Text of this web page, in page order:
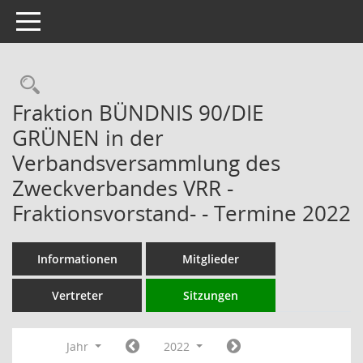
Toggle navigation
Rechercheauswahl
Fraktion BÜNDNIS 90/DIE
GRÜNEN in der
Verbandsversammlung des
Zweckverbandes VRR -
Fraktionsvorstand- - Termine 2022
Informationen Mitglieder
Vertreter Sitzungen
Jahr
2022